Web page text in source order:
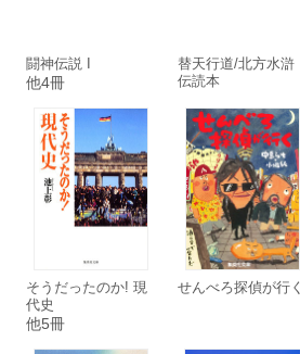
闘神伝説 I
他4冊
替天行道/北方水滸
伝読本
そうだったのか! 現
代史
他5冊
せんべろ探偵が行く